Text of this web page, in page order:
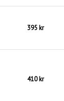
395 kr
410 kr